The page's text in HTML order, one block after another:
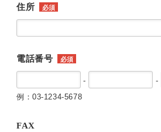
住所 必須
電話番号 必須
-
-
例：03-1234-5678
FAX